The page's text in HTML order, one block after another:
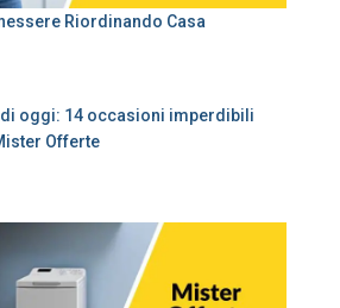
Riordinando Casa
oggi: 14 occasioni imperdibili
Offerte